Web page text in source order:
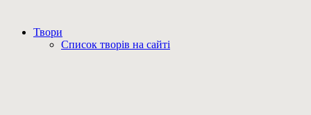
Твори
Список творів на сайті